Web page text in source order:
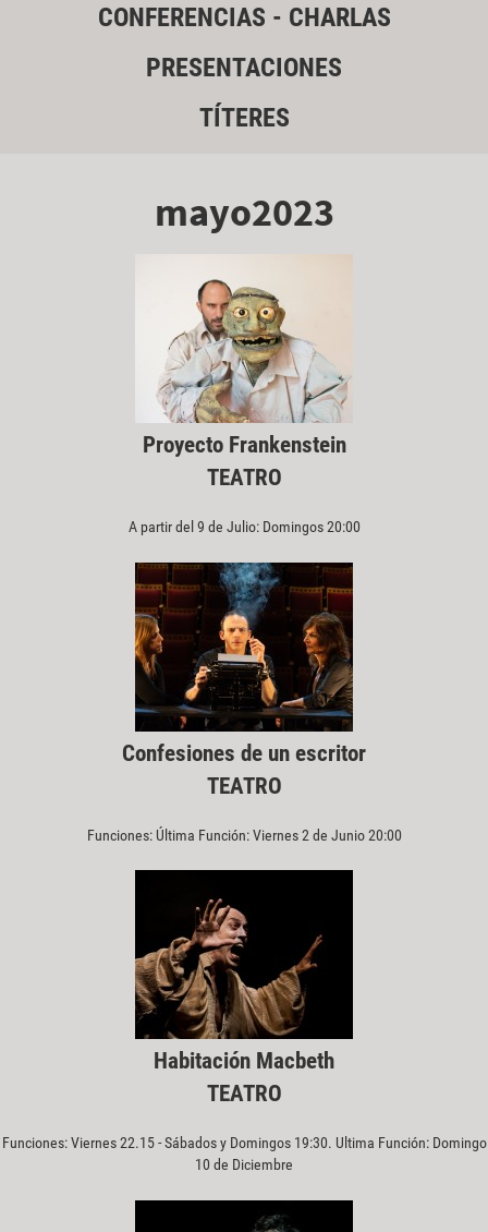
CONFERENCIAS - CHARLAS
PRESENTACIONES
TÍTERES
mayo2023
Proyecto Frankenstein
TEATRO
A partir del 9 de Julio: Domingos 20:00
Confesiones de un escritor
TEATRO
Funciones: Última Función: Viernes 2 de Junio 20:00
Habitación Macbeth
TEATRO
Funciones: Viernes 22.15 - Sábados y Domingos 19:30. Ultima Función: Domingo
10 de Diciembre